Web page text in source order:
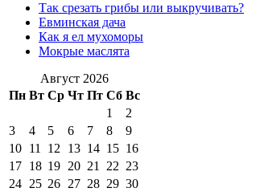
Так срезать грибы или выкручивать?
Евминская дача
Как я ел мухоморы
Мокрые маслята
Август 2026
Пн Вт Ср Чт Пт Сб Вс
1
2
3
4 5 6 7 8
9
10 11 12 13 14 15 16
17 18 19 20 21 22 23
24 25 26 27 28 29 30